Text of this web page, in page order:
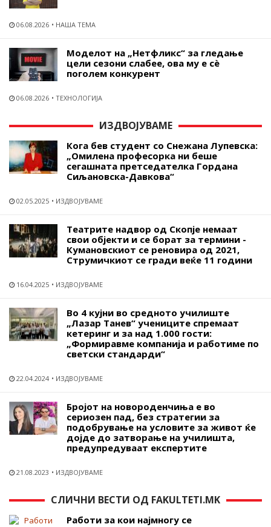
06.08.2026 НАША ТЕМА
Моделот на „Нетфликс“ за гледање
цели сезони слабее, ова му е сѐ
поголем конкурент
06.08.2026 ТЕХНОЛОГИЈА
ИЗДВОЈУВАМЕ
Кога бев студент со Снежана Лупевска:
„Омилена професорка ни беше
сегашната претседателка Гордана
Сиљановска-Давкова“
02.05.2025 ИЗДВОЈУВАМЕ
Театрите надвор од Скопје немаат
свои објекти и се борат за термини -
Кумановскиот се реновира од 2021,
Струмичкиот се гради веќе 11 години
16.04.2025 ИЗДВОЈУВАМЕ
Во 4 кујни во средното училиште
„Лазар Танев“ учениците спремаат
кетеринг и за над 1.000 гости:
„Формиравме компанија и работиме по
светски стандарди“
22.04.2024 ИЗДВОЈУВАМЕ
Бројот на новороденчиња е во
сериозен пад, без стратегии за
подобрување на условите за живот ќе
дојде до затворање на училишта,
предупредуваат експертите
21.08.2023 ИЗДВОЈУВАМЕ
СЛИЧНИ ВЕСТИ ОД FAKULTETI.MK
Работи за кои најмногу се